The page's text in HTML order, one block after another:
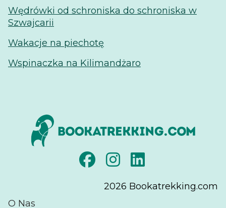
Wędrówki od schroniska do schroniska w
Szwajcarii
Wakacje na piechotę
Wspinaczka na Kilimandżaro
2026 Bookatrekking.com
O Nas